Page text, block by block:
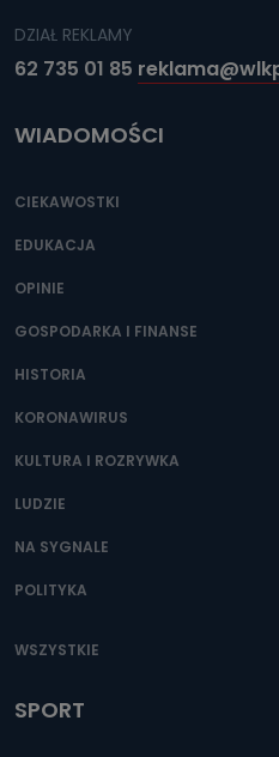
DZIAŁ REKLAMY
62 735 01 85
WIADOMOŚCI
CIEKAWOSTKI
EDUKACJA
OPINIE
GOSPODARKA I FINANSE
HISTORIA
KORONAWIRUS
KULTURA I ROZRYWKA
LUDZIE
NA SYGNALE
POLITYKA
WSZYSTKIE
SPORT